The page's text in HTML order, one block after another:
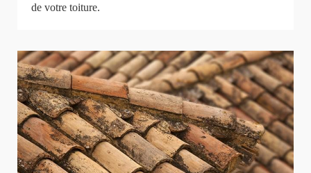
de votre toiture.